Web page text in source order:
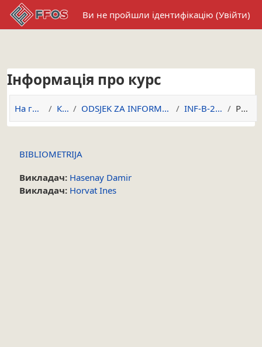
Перейти до головного вмісту
Ви не пройшли ідентифікацію (Увійти)
Інформація про курс
На головну Курси ODSJEK ZA INFORMACIJSKE ZNANOSTI INF-B-2025/2026 Резюме
BIBLIOMETRIJA
Викладач: Hasenay Damir
Викладач: Horvat Ines